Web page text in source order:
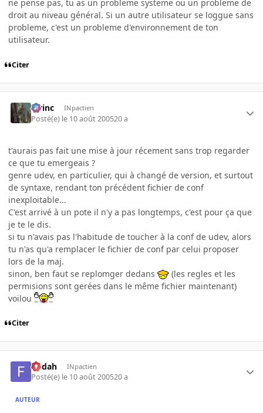
ne pense pas, tu as un probleme systeme ou un probleme de
droit au niveau général. Si un autre utilisateur se loggue sans
probleme, c'est un probleme d'environnement de ton
utilisateur.
Citer
lorinc INpactien
Posté(e) le 10 août 200520 a
t'aurais pas fait une mise à jour récement sans trop regarder
ce que tu emergeais ?
genre udev, en particulier, qui à changé de version, et surtout
de syntaxe, rendant ton précédent fichier de conf
inexploitable...
C'est arrivé à un pote il n'y a pas longtemps, c'est pour ça que
je te le dis.
si tu n'avais pas l'habitude de toucher à la conf de udev, alors
tu n'as qu'a remplacer le fichier de conf par celui proposer
lors de la maj.
sinon, ben faut se replomger dedans
(les regles et les
permisions sont gerées dans le même fichier maintenant)
voilou
Citer
fledah INpactien
Posté(e) le 10 août 200520 a
AUTEUR